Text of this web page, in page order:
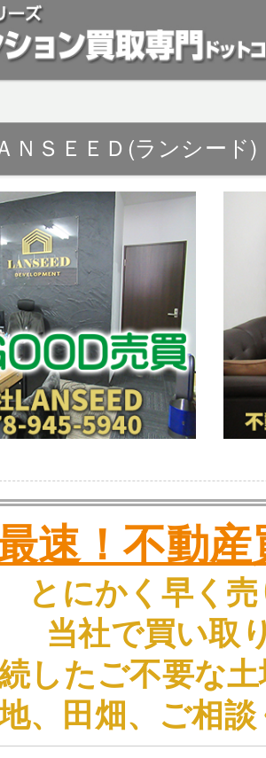
ＮＳＥＥＤ(ランシード)
速！不動産
とにかく早く
当社で買い取
したご不要な土
、田畑、ご相談